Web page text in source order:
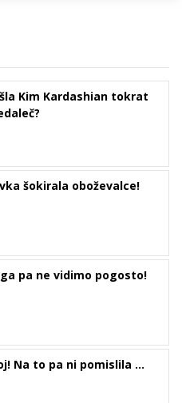
šla Kim Kardashian tokrat
šokirala oboževalce!
pa ne vidimo pogosto!
Na to pa ni pomislila ...